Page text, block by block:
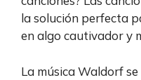
la solución perfecta
en algo cautivador y
La música Waldorf